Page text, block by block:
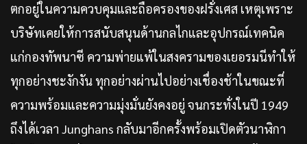
ตกอยู่ในความควบคุมและถือครองของฝรั่งเศส เหตุเพราะ
บริษัทเคยให้การสนับสนุนด้านกลไกและอุปกรณ์เทคนิค
แก่กองทัพนาซี ความพ่ายแพ้ในสงครามของเยอรมนีทำให้
ทุกอย่างชะงักงัน ทุกอย่างผ่านไปอย่างเชื่องช้าในขณะที่
ความพร้อมและความมุ่งมั่นยังคงอยู่ จนกระทั่งในปี 1949
ถึงได้เวลา Junghans กลับมาอีกครั้งพร้อมเปิดตัวนาฬิกา